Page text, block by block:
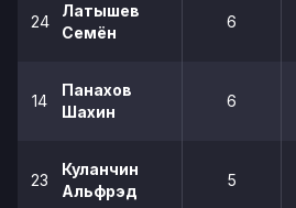
24
Латышев
Семён
6
14
Панахов
Шахин
6
23
Куланчин
Альфрэд
5